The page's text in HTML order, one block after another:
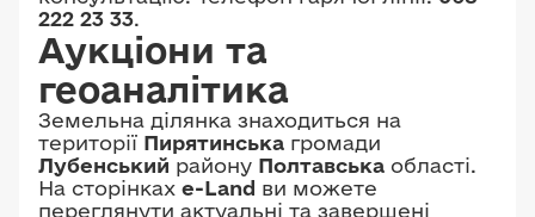
222 23 33.
Аукціони та
геоаналітика
Земельна ділянка знаходиться на
території Пирятинська громади
Лубенський району Полтавська області.
На сторінках e-Land ви можете
переглянути актуальні та завершені